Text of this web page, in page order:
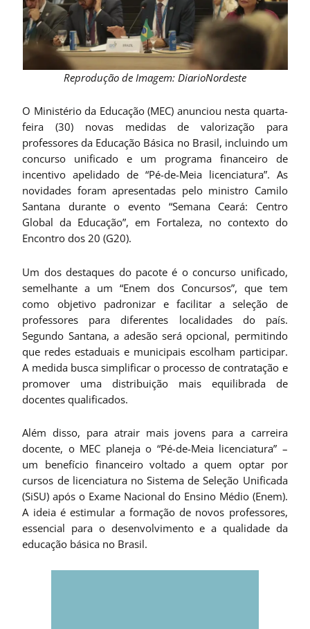
Reprodução de Imagem: DiarioNordeste
O Ministério da Educação (MEC) anunciou nesta quarta-
feira (30) novas medidas de valorização para
professores da Educação Básica no Brasil, incluindo um
concurso unificado e um programa financeiro de
incentivo apelidado de “Pé-de-Meia licenciatura”. As
novidades foram apresentadas pelo ministro Camilo
Santana durante o evento “Semana Ceará: Centro
Global da Educação”, em Fortaleza, no contexto do
Encontro dos 20 (G20).
Um dos destaques do pacote é o concurso unificado,
semelhante a um “Enem dos Concursos”, que tem
como objetivo padronizar e facilitar a seleção de
professores para diferentes localidades do país.
Segundo Santana, a adesão será opcional, permitindo
que redes estaduais e municipais escolham participar.
A medida busca simplificar o processo de contratação e
promover uma distribuição mais equilibrada de
docentes qualificados.
Além disso, para atrair mais jovens para a carreira
docente, o MEC planeja o “Pé-de-Meia licenciatura” –
um benefício financeiro voltado a quem optar por
cursos de licenciatura no Sistema de Seleção Unificada
(SiSU) após o Exame Nacional do Ensino Médio (Enem).
A ideia é estimular a formação de novos professores,
essencial para o desenvolvimento e a qualidade da
educação básica no Brasil.